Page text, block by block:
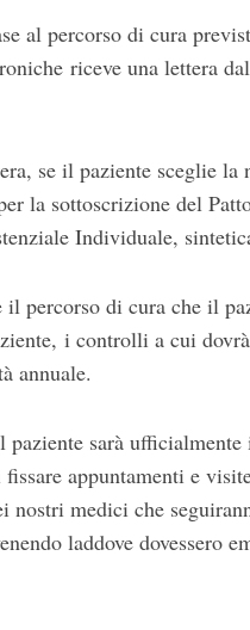
al percorso di cura
riceve una lettera
se il paziente sceglie la
la sottoscrizione del
Individuale,
percorso di cura che il
i controlli a cui
annuale.
sarà
appuntamenti e
nostri medici che
laddove dovessero